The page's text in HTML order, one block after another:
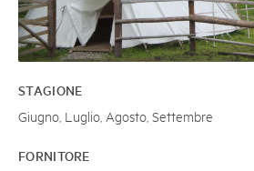
STAGIONE
Giugno, Luglio, Agosto, Settembre
FORNITORE